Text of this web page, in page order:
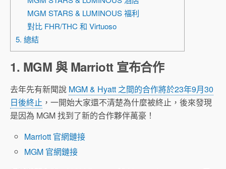
MGM STARS & LUMINOUS 福利
對比 FHR/THC 和 Virtuoso
5. 總結
1. MGM 與 Marriott 宣布合作
去年先有新聞說 MGM & Hyatt 之間的合作將於23年9月30
日後終止 ，一開始大家還不清楚為什麼被終止，後來發現
是因為 MGM 找到了新的合作夥伴萬豪！
Marriott 官網鏈接
MGM 官網鏈接